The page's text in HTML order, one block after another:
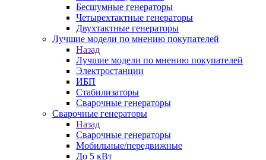
Бесшумные генераторы
Четырехтактные генераторы
Двухтактные генераторы
Лучшие модели по мнению покупателей
Назад
Лучшие модели по мнению покупателей
Электростанции
ИБП
Стабилизаторы
Сварочные генераторы
Сварочные генераторы
Назад
Сварочные генераторы
Мобильные/передвижные
До 5 кВт